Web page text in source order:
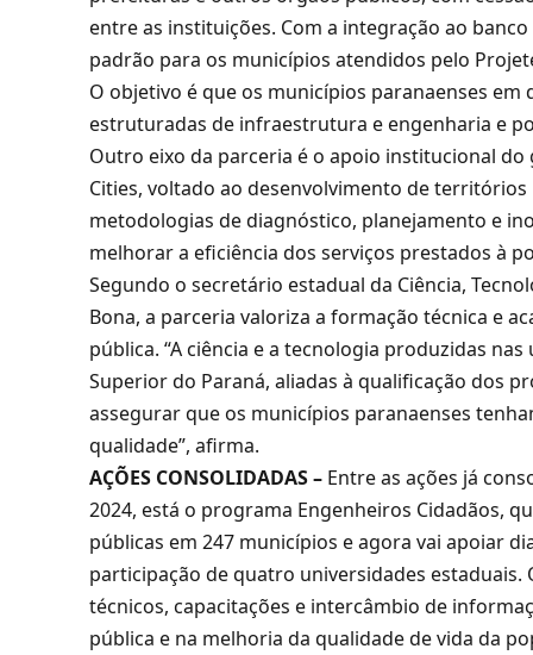
entre as instituições. Com a integração ao
padrão para os municípios atendidos pelo
O objetivo é que os municípios paranaenses
estruturadas de infraestrutura e engenharia e
Outro eixo da parceria é o apoio institucional
Cities, voltado ao desenvolvimento de
metodologias de diagnóstico, planejamento e
melhorar a eficiência dos serviços prestados à
Segundo o secretário estadual da Ciência,
Bona, a parceria valoriza a formação técnica e
pública. “A ciência e a tecnologia produzidas
Superior do Paraná, aliadas à qualificação dos
assegurar que os municípios paranaenses
qualidade”, afirma.
AÇÕES CONSOLIDADAS – Entre as ações já
2024, está o programa Engenheiros Cidadãos,
públicas em 247 municípios e agora vai apoiar
participação de quatro universidades estaduais.
técnicos, capacitações e intercâmbio de
pública e na melhoria da qualidade de vida da